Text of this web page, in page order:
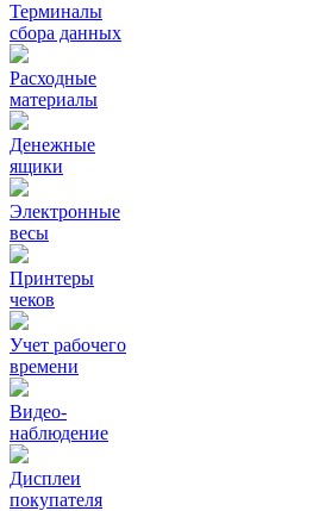
Терминалы
сбора данных
Расходные
материалы
Денежные
ящики
Электронные
весы
Принтеры
чеков
Учет рабочего
времени
Видео‑
наблюдение
Дисплеи
покупателя